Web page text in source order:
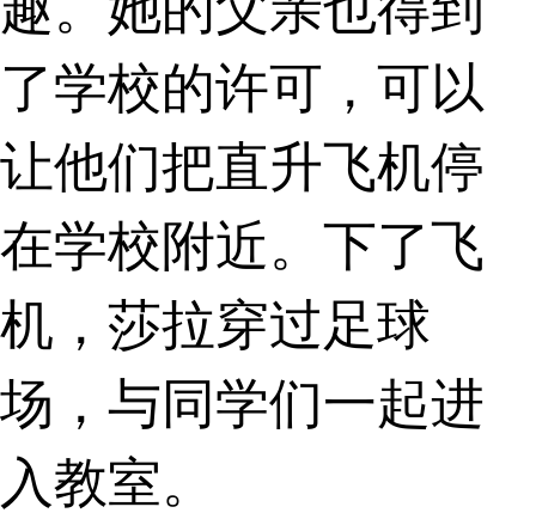
了学校的许可，可以
让他们把直升飞机停
在学校附近。下了飞
机，莎拉穿过足球
场，与同学们一起进
入教室。